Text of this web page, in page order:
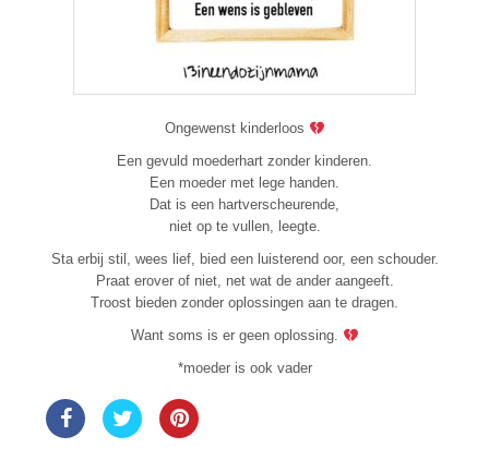
Ongewenst kinderloos
Een gevuld moederhart zonder kinderen.
Een moeder met lege handen.
Dat is een hartverscheurende,
niet op te vullen, leegte.
Sta erbij stil, wees lief, bied een luisterend oor, een schouder.
Praat erover of niet, net wat de ander aangeeft.
Troost bieden zonder oplossingen aan te dragen.
Want soms is er geen oplossing.
*moeder is ook vader